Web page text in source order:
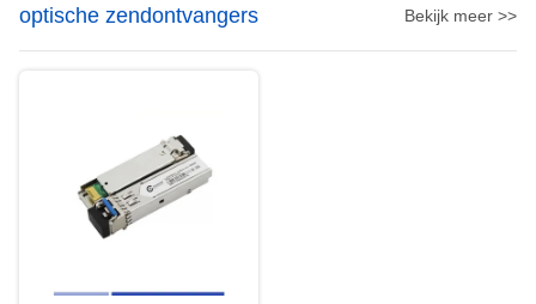
optische zendontvangers Bekijk meer >>